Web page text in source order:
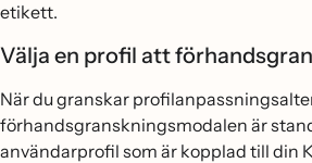
etikett.
Välja en profil att
När du granskar
förhandsgranskningsmodalen är
användarprofil som är kopplad till din